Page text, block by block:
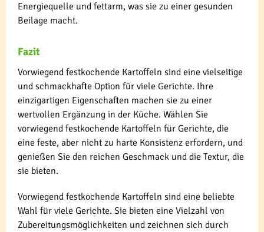
Energiequelle und fettarm, was sie zu einer gesunden
Beilage macht.
Fazit
Vorwiegend festkochende Kartoffeln sind eine vielseitige
und schmackhafte Option für viele Gerichte. Ihre
einzigartigen Eigenschaften machen sie zu einer
wertvollen Ergänzung in der Küche. Wählen Sie
vorwiegend festkochende Kartoffeln für Gerichte, die
eine feste, aber nicht zu harte Konsistenz erfordern, und
genießen Sie den reichen Geschmack und die Textur, die
sie bieten.
Vorwiegend festkochende Kartoffeln sind eine beliebte
Wahl für viele Gerichte. Sie bieten eine Vielzahl von
Zubereitungsmöglichkeiten und zeichnen sich durch